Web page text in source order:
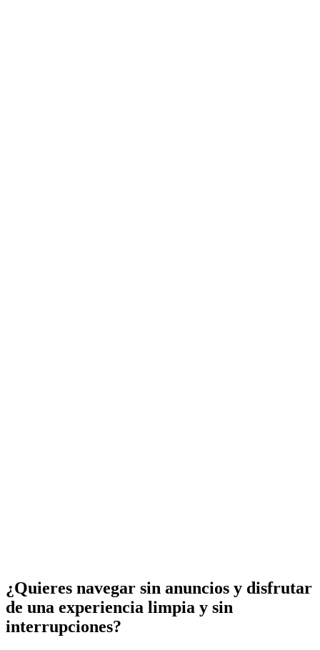
¿Quieres navegar sin anuncios y disfrutar
de una experiencia limpia y sin
interrupciones?